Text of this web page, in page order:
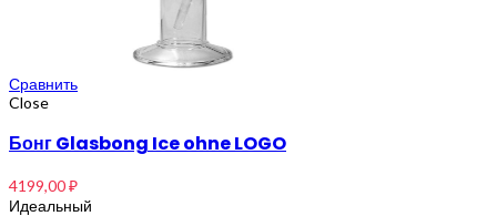
Сравнить
Close
Бонг Glasbong Ice ohne LOGO
4199,00₽
Идеальный